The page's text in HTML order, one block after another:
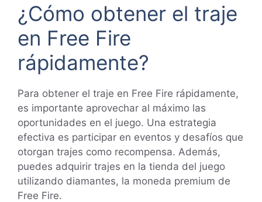
¿Cómo obtener el traje
en Free Fire
rápidamente?
Para obtener el traje en Free Fire rápidamente,
es importante aprovechar al máximo las
oportunidades en el juego. Una estrategia
efectiva es participar en eventos y desafíos que
otorgan trajes como recompensa. Además,
puedes adquirir trajes en la tienda del juego
utilizando diamantes, la moneda premium de
Free Fire.